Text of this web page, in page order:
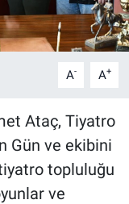
A- A+
Ataç, Tiyatro
Gün ve ekibini
topluluğu
ve